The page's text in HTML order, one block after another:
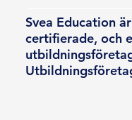
Svea Education
certifierade, och